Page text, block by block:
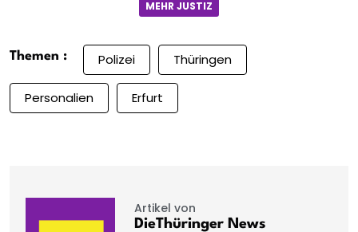
MEHR JUSTIZ
Themen : Polizei Thüringen
Personalien Erfurt
Artikel von
DieThüringer News